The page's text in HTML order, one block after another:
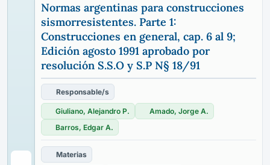
Normas argentinas para construcciones
sismorresistentes. Parte 1:
Construcciones en general, cap. 6 al 9;
Edición agosto 1991 aprobado por
resolución S.S.O y S.P N§ 18/91
Responsable/s
Giuliano, Alejandro P.
Amado, Jorge A.
Barros, Edgar A.
Materias